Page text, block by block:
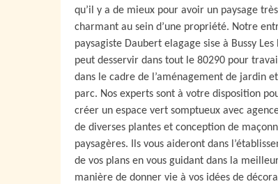
qu’il y a de mieux pour avoir un paysage très
charmant au sein d’une propriété. Notre
paysagiste Daubert elagage sise à Bussy Les
peut desservir dans tout le 80290 pour
dans le cadre de l’aménagement de jardin
parc. Nos experts sont à votre disposition
créer un espace vert somptueux avec
de diverses plantes et conception de
paysagères. Ils vous aideront dans
de vos plans en vous guidant dans la
manière de donner vie à vos idées de